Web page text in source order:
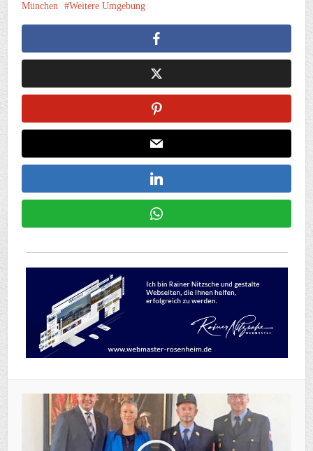
München
Weitere Umgebung